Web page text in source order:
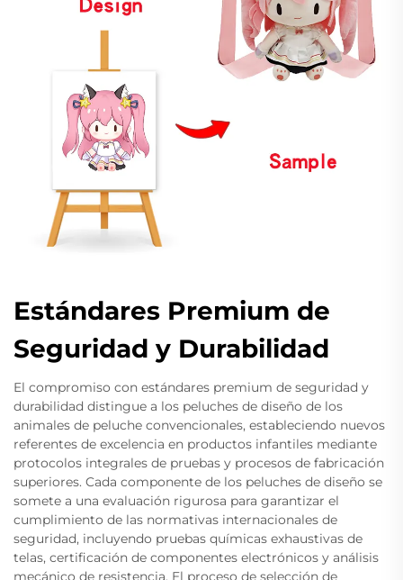
Estándares Premium de
Seguridad y Durabilidad
El compromiso con estándares premium de seguridad y
durabilidad distingue a los peluches de diseño de los
animales de peluche convencionales, estableciendo nuevos
referentes de excelencia en productos infantiles mediante
protocolos integrales de pruebas y procesos de fabricación
superiores. Cada componente de los peluches de diseño se
somete a una evaluación rigurosa para garantizar el
cumplimiento de las normativas internacionales de
seguridad, incluyendo pruebas químicas exhaustivas de
telas, certificación de componentes electrónicos y análisis
mecánico de resistencia. El proceso de selección de